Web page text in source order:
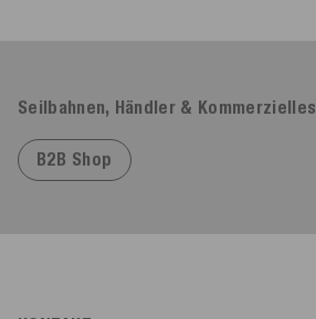
Seilbahnen, Händler & Kommerzielles
B2B Shop